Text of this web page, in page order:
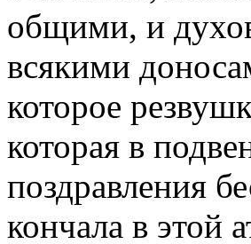
общими, и
всякими
которое
которая в
поздравления
кончала в этой